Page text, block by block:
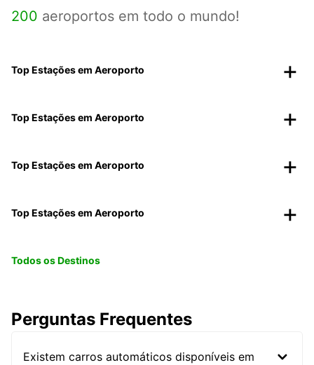
200 aeroportos em todo o mundo!
Top Estações em Aeroporto
Top Estações em Aeroporto
Top Estações em Aeroporto
Top Estações em Aeroporto
Todos os Destinos
Perguntas Frequentes
Existem carros automáticos disponíveis em